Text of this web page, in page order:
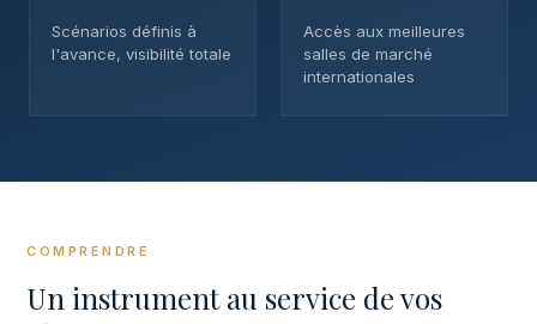
Scénarios définis à
l'avance, visibilité totale
Accès aux meilleures
salles de marché
internationales
COMPRENDRE
Un instrument au service de vos